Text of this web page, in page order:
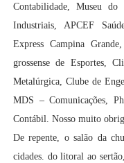
Contabilidade, Museu
Industriais, APCEF
Express Campina
grossense de Esportes,
Metalúrgica, Clube de
MDS – Comunicações,
Contábil. Nosso muito
De repente, o salão da
cidades. do litoral ao